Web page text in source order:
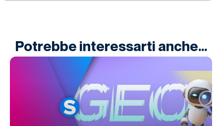
Potrebbe interessarti anche...